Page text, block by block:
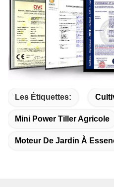
Les Étiquettes:
Mini Power Tiller Agricole
Moteur De Jardin À